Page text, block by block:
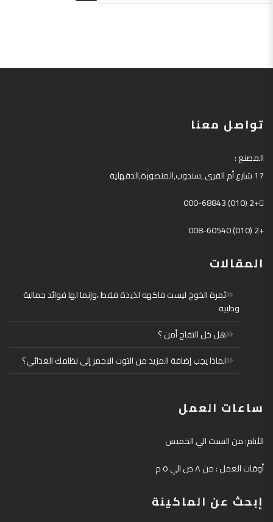
تواصل معنا
المصنع:
17شارع أم القرى,سندوب,المنصورة,الدقهلية
+2 (010) 000-68843
+2 (010) 008-60540
المقالات
ثمرة الخوخ ليست فاكهه لذيذة فقط ،وإنما لها فوائد جمالية
وطبية
هل خل التفاح أمن ؟
لماذا يجب إضافة المزيد من التوت الاحمر إلى نظامك الغذائي؟
ساعات العمل
الأيام: من السبت الي الخميس
أوقات العمل : من ٨ ص الي ٥ م
إبحث عن الماكينة